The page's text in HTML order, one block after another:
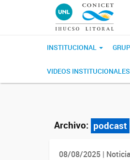
INSTITUCIONAL
VIDEOS INSTITUCIONALES
Archivo: podcast
08/08/2025 |